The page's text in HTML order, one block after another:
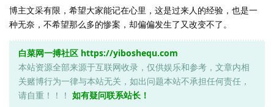
博主文采有限，希望大家能记在心里，这是过来人的经验，也是一
种无奈，不希望那么多的惨案，却偏偏发生了又改变不了。
白菜网一搏社区 https://yiboshequ.com
本站资源全部来源于互联网收录，仅供娱乐和参考，文章内相
关赌博行为一律与本站无关，如出问题本站不承担任何责任，
请自重！！！ 如有疑问联系站长！